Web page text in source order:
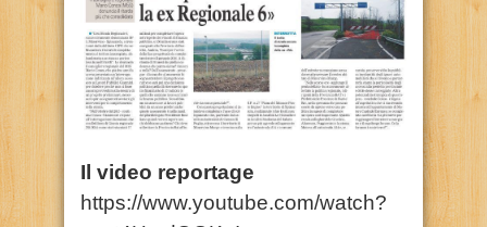
Il video reportage
https://www.youtube.com/watch?